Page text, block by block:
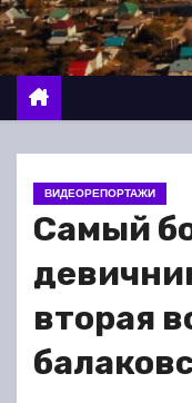
о
м
у
ВИДЕОРЕПОРТАЖИ
Самый
вторая